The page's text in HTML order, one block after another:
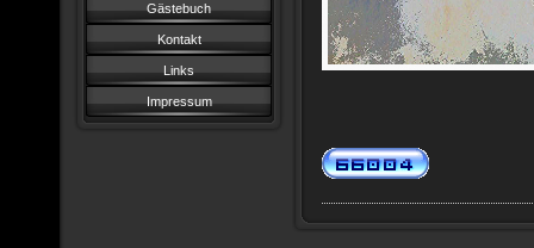
Gästebuch
Kontakt
Links
Impressum